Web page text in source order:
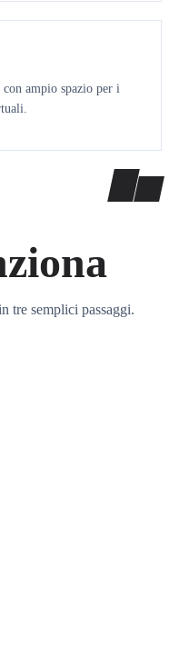
ampio spazio per i
tre semplici passaggi.